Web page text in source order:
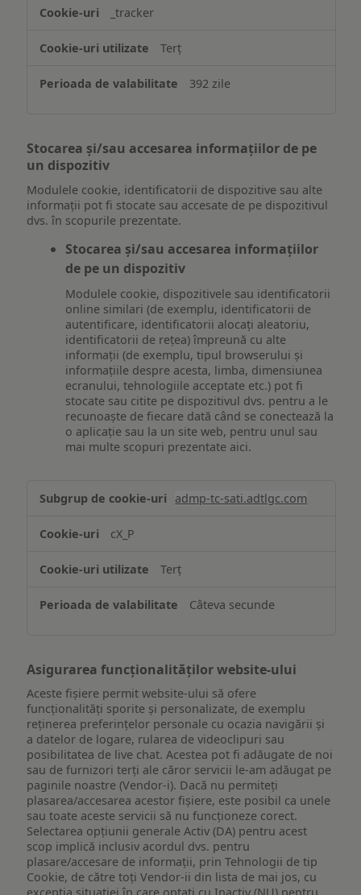
_tracker
Terț
392 zile
Stocarea și/sau accesarea informațiilor de pe
un dispozitiv
Modulele cookie, identificatorii de dispozitive sau alte
informații pot fi stocate sau accesate de pe dispozitivul
dvs. în scopurile prezentate.
Stocarea și/sau accesarea informațiilor
de pe un dispozitiv
Modulele cookie, dispozitivele sau identificatorii
online similari (de exemplu, identificatorii de
autentificare, identificatorii alocați aleatoriu,
identificatorii de rețea) împreună cu alte
informații (de exemplu, tipul browserului și
informațiile despre acesta, limba, dimensiunea
ecranului, tehnologiile acceptate etc.) pot fi
stocate sau citite pe dispozitivul dvs. pentru a le
recunoaște de fiecare dată când se conectează la
o aplicație sau la un site web, pentru unul sau
mai multe scopuri prezentate aici.
și/sau
informațiilor
pe
dispozitiv
admp-tc-sati.adtlgc.com
cX_P
Terț
Câteva secunde
Asigurarea funcționalităților website-ului
Aceste fișiere permit website-ului să ofere
funcționalități sporite și personalizate, de exemplu
reţinerea preferinţelor personale cu ocazia navigării și
a datelor de logare, rularea de videoclipuri sau
posibilitatea de live chat. Acestea pot fi adăugate de noi
sau de furnizori terți ale căror servicii le-am adăugat pe
paginile noastre (Vendor-i). Dacă nu permiteți
plasarea/accesarea acestor fișiere, este posibil ca unele
sau toate aceste servicii să nu funcționeze corect.
Selectarea opțiunii generale Activ (DA) pentru acest
scop implică inclusiv acordul dvs. pentru
plasare/accesare de informații, prin Tehnologii de tip
Cookie, de către toți Vendor-ii din lista de mai jos, cu